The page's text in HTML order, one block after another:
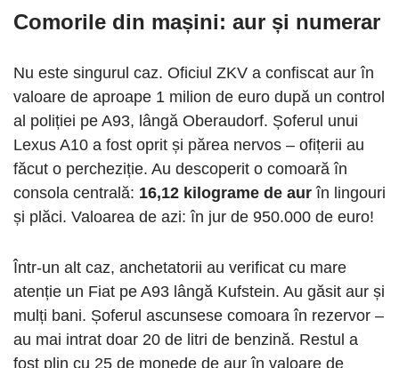
Comorile din mașini: aur și numerar
Nu este singurul caz. Oficiul ZKV a confiscat aur în
valoare de aproape 1 milion de euro după un control
al poliției pe A93, lângă Oberaudorf. Șoferul unui
Lexus A10 a fost oprit și părea nervos – ofițerii au
făcut o percheziție. Au descoperit o comoară în
consola centrală: 16,12 kilograme de aur în lingouri
și plăci. Valoarea de azi: în jur de 950.000 de euro!
Într-un alt caz, anchetatorii au verificat cu mare
atenție un Fiat pe A93 lângă Kufstein. Au găsit aur și
mulți bani. Șoferul ascunsese comoara în rezervor –
au mai intrat doar 20 de litri de benzină. Restul a
fost plin cu 25 de monede de aur în valoare de